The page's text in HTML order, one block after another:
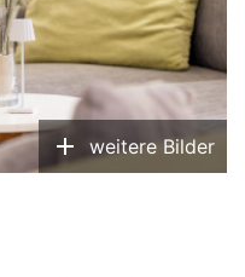
add weitere Bilder